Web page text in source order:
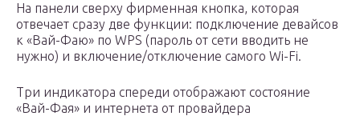
На панели сверху фирменная кнопка, которая
отвечает сразу две функции: подключение девайсов
к «Вай-Фаю» по WPS (пароль от сети вводить не
нужно) и включение/отключение самого Wi-Fi.
Три индикатора спереди отображают состояние
«Вай-Фая» и интернета от провайдера